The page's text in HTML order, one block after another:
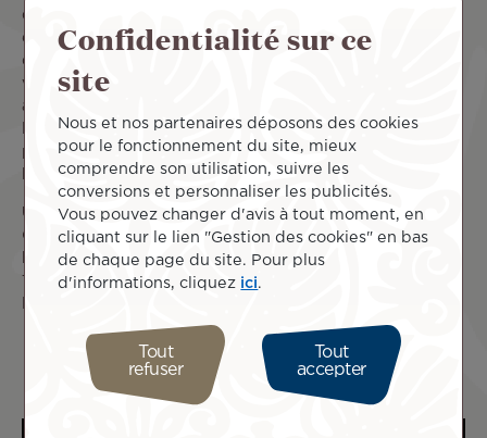
deux défaites au premier tour sur les deux premières
étapes australiennes, il franchit un cap en remportant
deux séries. Un parcours remarquable marqué par des
victoires face à Jordy Smith et Marco Mignot, deux
adversaires de haut niveau. Il s’arrête finalement face au
local Ethan Ewing. Grâce à ce résultat, il remonte à la 18e
place du classement mondial. Cette progression est de
bon augure pour la suite.
Une dynamique positive pour la suite
Cette troisième étape australienne laisse entrevoir de
belles perspectives pour les trois ambassadeurs d’Air
Tahiti Nui. Rendez-vous à Raglan, Nouvelle-Zélande, pour
Confidentialité sur ce
site
Nous et nos partenaires déposons des cookies
pour le fonctionnement du site, mieux
comprendre son utilisation, suivre les
conversions et personnaliser les publicités.
Vous pouvez changer d'avis à tout moment, en
cliquant sur le lien "Gestion des cookies" en bas
de chaque page du site. Pour plus
d'informations, cliquez ici
Tout
refuser
Tout
accepter